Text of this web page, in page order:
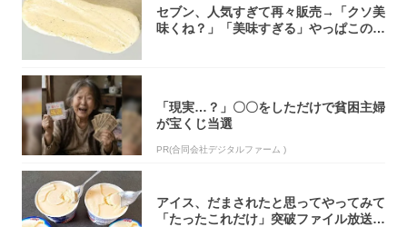
セブン、人気すぎて再々販売→「クソ美
味くね？」「美味すぎる」やっぱこのク
「現実…？」〇〇をしただけで貧困主婦
が宝くじ当選
PR(合同会社デジタルファーム )
アイス、だまされたと思ってやってみて
「たったこれだけ」突破ファイル放送で